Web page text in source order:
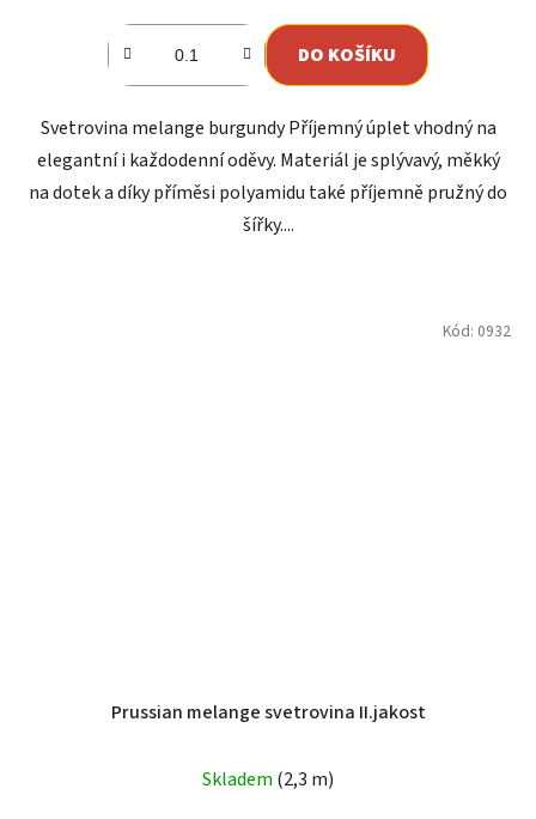
DO KOŠÍKU
Svetrovina melange burgundy Příjemný úplet vhodný na
elegantní i každodenní oděvy. Materiál je splývavý, měkký
na dotek a díky příměsi polyamidu také příjemně pružný do
šířky....
Prussian melange svetrovina II.jakost
Skladem (2,3 m)
Kód: 0932